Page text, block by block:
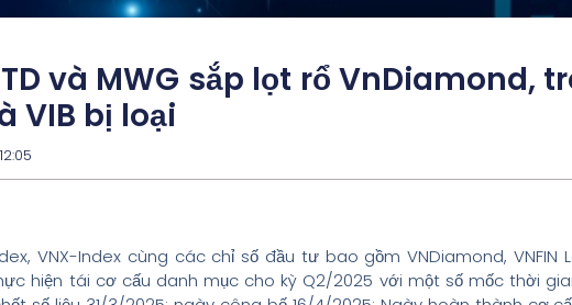
và MWG sắp lọt rổ VnDiamond,
VIB bị loại
12:05
VNX-Index cùng các chỉ số đầu tư bao gồm VNDiamond, VNFIN
hiện tái cơ cấu danh mục cho kỳ Q2/2025 với một số mốc thời